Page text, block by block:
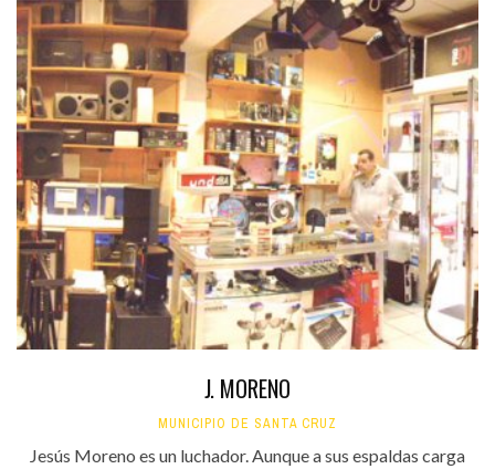
J. MORENO
MUNICIPIO DE SANTA CRUZ
Jesús Moreno es un luchador. Aunque a sus espaldas carga